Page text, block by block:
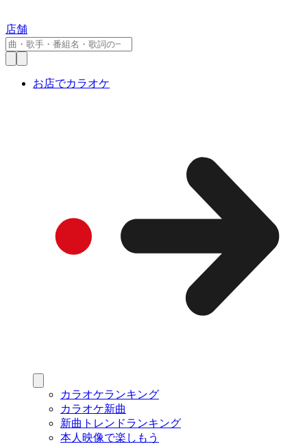
店舗
お店でカラオケ
カラオケランキング
カラオケ新曲
新曲トレンドランキング
本人映像で楽しもう